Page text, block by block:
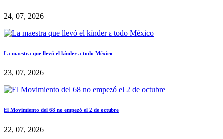
24, 07, 2026
La maestra que llevó el kínder a todo México
23, 07, 2026
El Movimiento del 68 no empezó el 2 de octubre
22, 07, 2026